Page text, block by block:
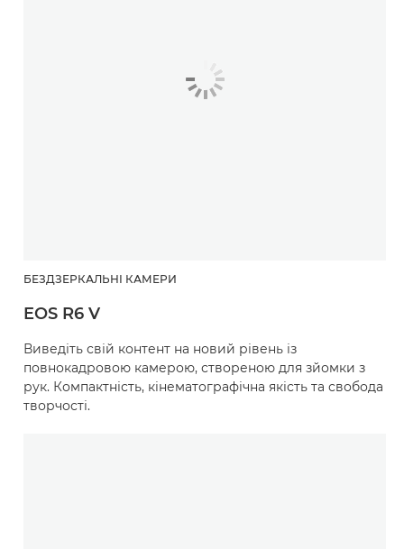
БЕЗДЗЕРКАЛЬНІ КАМЕРИ
EOS R6 V
Виведіть свій контент на новий рівень із
повнокадровою камерою, створеною для зйомки з
рук. Компактність, кінематографічна якість та свобода
творчості.